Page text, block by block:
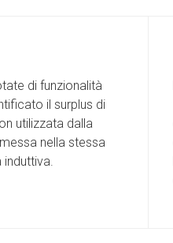
di funzionalità
il surplus di
utilizzata dalla
nella stessa